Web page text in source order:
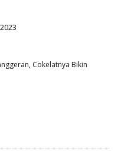
Cokelatnya Bikin